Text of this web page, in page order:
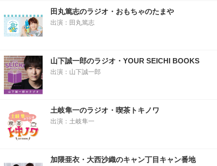
田丸篤志のラジオ・おもちゃのたまや
出演：田丸篤志
山下誠一郎のラジオ・YOUR SEICHI BOOKS
出演：山下誠一郎
土岐隼一のラジオ・喫茶トキノワ
出演：土岐隼一
加隈亜衣・大西沙織のキャン丁目キャン番地